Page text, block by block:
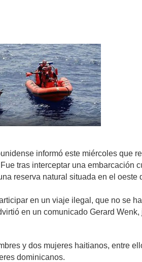
informó este miércoles que
tras interceptar una embarcación
reserva natural situada en el oeste
en un viaje ilegal, que no se
en un comunicado Gerard Wenk,
y dos mujeres haitianos, entre
dominicanos.